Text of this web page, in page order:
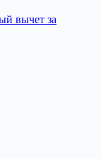
вычет за